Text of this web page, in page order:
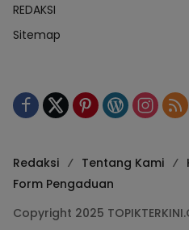
REDAKSI
Sitemap
Redaksi Tentang Kami
Form Pengaduan
Copyright 2025